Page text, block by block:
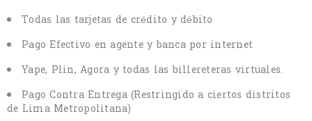
Todas las tarjetas de crédito y débito
Pago Efectivo en agente y banca por internet
Yape, Plin, Agora y todas las billereteras virtuales.
Pago Contra Entrega (Restringido a ciertos distritos
de Lima Metropolitana)